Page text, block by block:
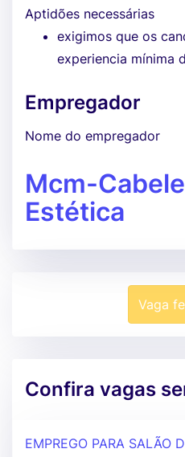
Aptidões necessárias
exigimos que os
experiencia mínima
Empregador
Nome do empregador
Mcm-
Estética
Vaga
Confira vagas
EMPREGO PARA SALÃO